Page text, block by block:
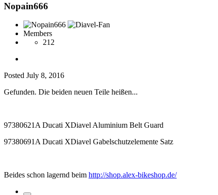
Nopain666
Members
212
Posted July 8, 2016
Gefunden. Die beiden neuen Teile heißen...
97380621A Ducati XDiavel Aluminium Belt Guard
97380691A Ducati XDiavel Gabelschutzelemente Satz
Beides schon lagernd beim http://shop.alex-bikeshop.de/